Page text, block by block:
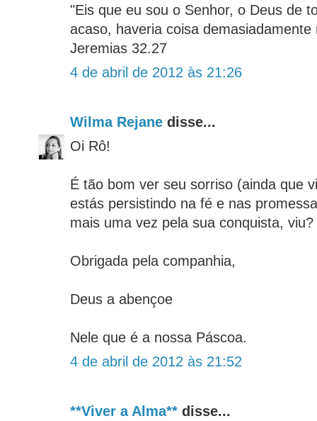
"Eis que eu sou o Senhor, o Deus de
acaso, haveria coisa
Jeremias 32.27
4 de abril de 2012 às 21:26
Wilma Rejane disse...
Oi Rô!
É tão bom ver seu sorriso (ainda que
estás persistindo na fé e nas
mais uma vez pela sua conquista, viu?
Obrigada pela companhia,
Deus a abençoe
Nele que é a nossa Páscoa.
4 de abril de 2012 às 21:52
**Viver a Alma** disse...